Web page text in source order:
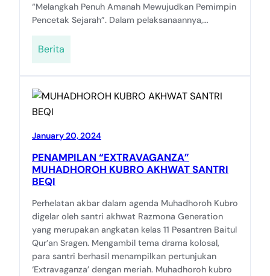
“Melangkah Penuh Amanah Mewujudkan Pemimpin
Pencetak Sejarah”. Dalam pelaksanaannya,…
Berita
January 20, 2024
PENAMPILAN “EXTRAVAGANZA”
MUHADHOROH KUBRO AKHWAT SANTRI
BEQI
Perhelatan akbar dalam agenda Muhadhoroh Kubro
digelar oleh santri akhwat Razmona Generation
yang merupakan angkatan kelas 11 Pesantren Baitul
Qur’an Sragen. Mengambil tema drama kolosal,
para santri berhasil menampilkan pertunjukan
‘Extravaganza’ dengan meriah. Muhadhoroh kubro